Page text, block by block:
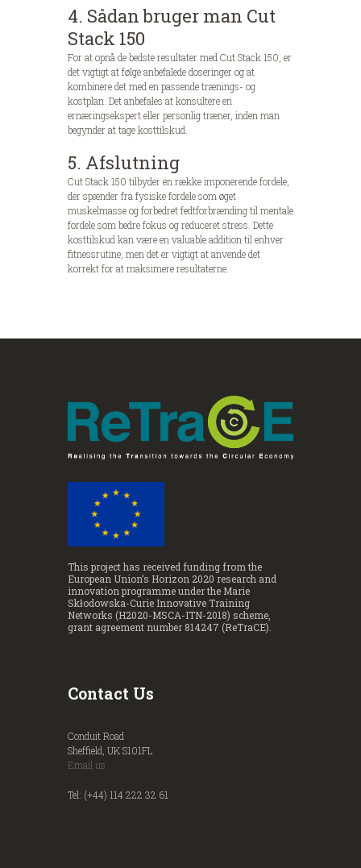
4. Sådan bruger man Cut
Stack 150
For at opnå de bedste resultater med Cut Stack 150, er
det vigtigt at følge anbefalede doseringer og at
kombinere det med en passende trænings- og
kostplan. Det anbefales at konsultere en
ernæringsekspert eller personlig træner, inden man
begynder at tage kosttilskud.
5. Afslutning
Cut Stack 150 tilbyder en række imponerende fordele,
der spænder fra fysiske fordele som øget
muskelmasse og forbedret fedtforbrænding til mentale
fordele som bedre fokus og reduceret stress. Dette
kosttilskud kan være en valuable addition til enhver
fitnessrutine, men det er vigtigt at anvende det
korrekt for at maksimere resultaterne.
This project has received funding from the
European Union’s Horizon 2020 research and
innovation programme under the Marie
Skłodowska-Curie Innovative Training
Networks (H2020-MSCA-ITN-2018) scheme,
grant agreement number 814247 (ReTraCE).
Contact Us
Conduit Road
Sheffield, UK S101FL
Email us
Tel: (+44) 114 222 32 61